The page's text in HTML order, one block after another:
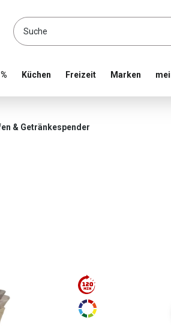
shop online
Küchen Freizeit Marken
& Getränkespender